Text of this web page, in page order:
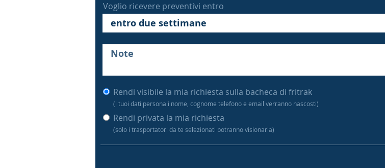
Voglio ricevere preventivi entro
Rendi visibile la mia richiesta sulla bacheca di fritrak
(i tuoi dati personali nome, cognome telefono e email verranno nascosti)
Rendi privata la mia richiesta
(solo i trasportatori da te selezionati potranno visionarla)